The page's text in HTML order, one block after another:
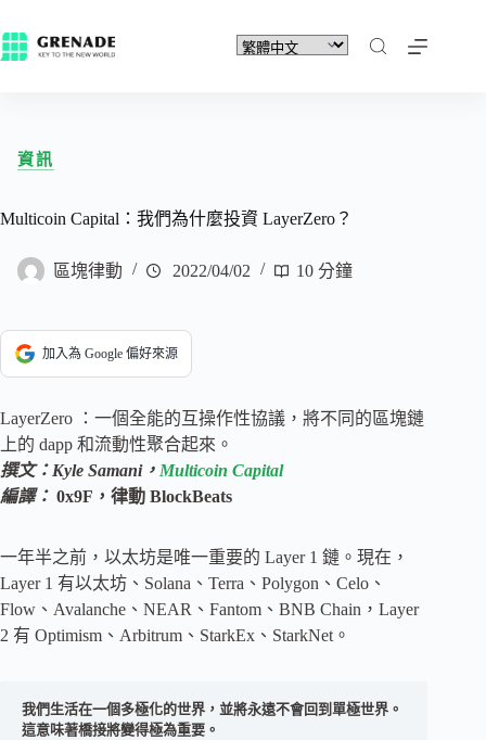
資訊
Multicoin Capital：我們為什麼投資 LayerZero？
區塊律動 2022/04/02 10 分鐘
加入為 Google 偏好來源
LayerZero ：一個全能的互操作性協議，將不同的區塊鏈
上的 dapp 和流動性聚合起來。
撰文：Kyle Samani， Multicoin Capital
編譯： 0x9F，律動 BlockBeats
一年半之前，以太坊是唯一重要的 Layer 1 鏈。現在，
Layer 1 有以太坊、Solana、Terra、Polygon、Celo、
Flow、Avalanche、NEAR、Fantom、BNB Chain，Layer
2 有 Optimism、Arbitrum、StarkEx、StarkNet。
我們生活在一個多極化的世界，並將永遠不會回到單極世界。
這意味著橋接將變得極為重要。